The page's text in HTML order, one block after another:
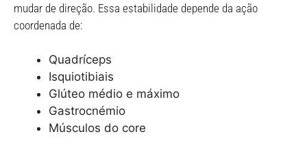
mudar de direção. Essa estabilidade depende da ação
coordenada de:
Quadríceps
Isquiotibiais
Glúteo médio e máximo
Gastrocnémio
Músculos do core